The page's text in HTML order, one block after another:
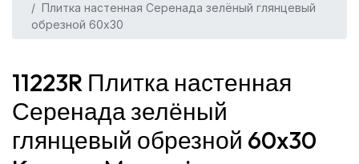
Плитка настенная Серенада зелёный глянцевый
обрезной 60x30
11223R Плитка настенная
Серенада зелёный
глянцевый обрезной 60x30